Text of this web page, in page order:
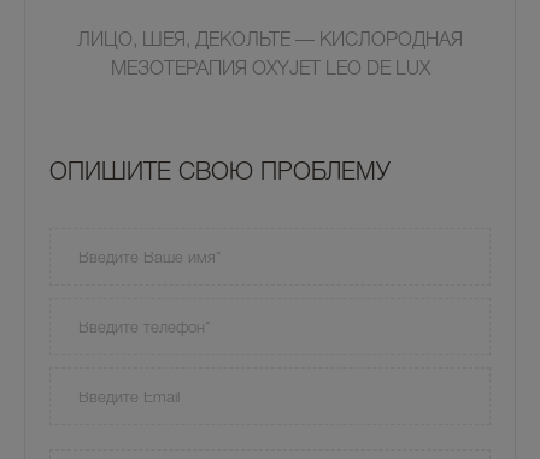
ЛИЦО, ШЕЯ, ДЕКОЛЬТЕ — КИСЛОРОДНАЯ
МЕЗОТЕРАПИЯ OXYJET LEO DE LUX
OПИШИТЕ СВОЮ ПРОБЛЕМУ